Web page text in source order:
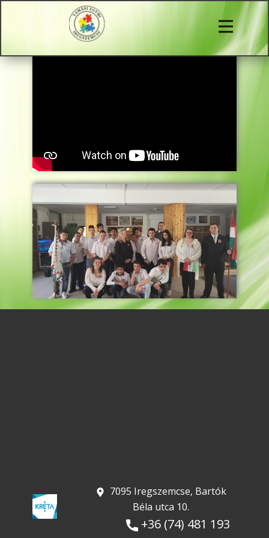
​ 7095 Iregszemcse, Bartók
Béla utca 10.
+36 (74) 481 193